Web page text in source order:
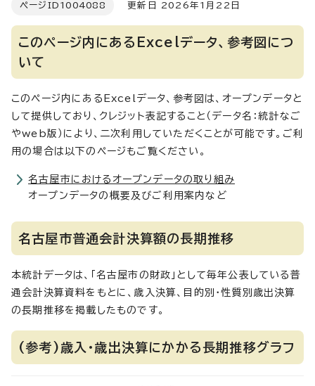
ページID 1004088 更新日 2026年1月22日
このページ内にあるExcelデータ、参考図につ
いて
このページ内にあるExcelデータ、参考図は、オープンデータと
して提供しており、クレジット表記すること（データ名：統計なご
やweb版）により、二次利用していただくことが可能です。ご利
用の場合は以下のページもご覧ください。
名古屋市におけるオープンデータの取り組み
オープンデータの概要及びご利用案内など
名古屋市普通会計決算額の長期推移
本統計データは、「名古屋市の財政」として毎年公表している普
通会計決算資料をもとに、歳入決算、目的別・性質別歳出決算
の長期推移を掲載したものです。
(参考)歳入・歳出決算にかかる長期推移グラフ